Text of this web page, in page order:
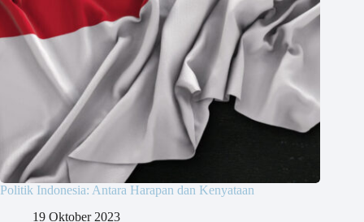
Politik Indonesia: Antara Harapan dan Kenyataan
19 Oktober 2023